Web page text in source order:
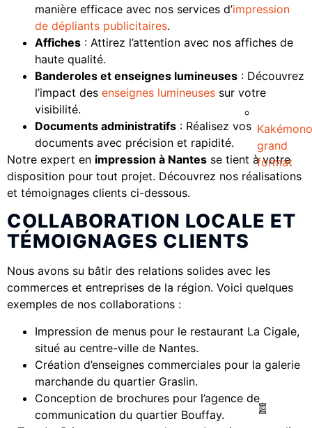
Kakémono
grand
format
manière efficace avec nos services d’impression
de dépliants publicitaires.
Affiches : Attirez l’attention avec nos affiches de
haute qualité.
Banderoles et enseignes lumineuses : Découvrez
l’impact des enseignes lumineuses sur votre
visibilité.
Documents administratifs : Réalisez vos
documents avec précision et rapidité.
Notre expert en impression à Nantes se tient à votre
disposition pour tout projet. Découvrez nos réalisations
et témoignages clients ci-dessous.
COLLABORATION LOCALE ET
TÉMOIGNAGES CLIENTS
Nous avons su bâtir des relations solides avec les
commerces et entreprises de la région. Voici quelques
exemples de nos collaborations :
Impression de menus pour le restaurant La Cigale,
situé au centre-ville de Nantes.
Création d’enseignes commerciales pour la galerie
marchande du quartier Graslin.
Conception de brochures pour l’agence de
communication du quartier Bouffay.